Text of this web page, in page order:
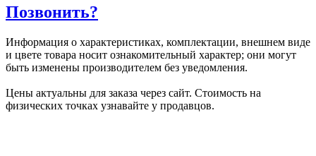
Позвонить?
Информация о характеристиках, комплектации, внешнем виде
и цвете товара носит ознакомительный характер; они могут
быть изменены производителем без уведомления.
Цены актуальны для заказа через сайт. Стоимость на
физических точках узнавайте у продавцов.